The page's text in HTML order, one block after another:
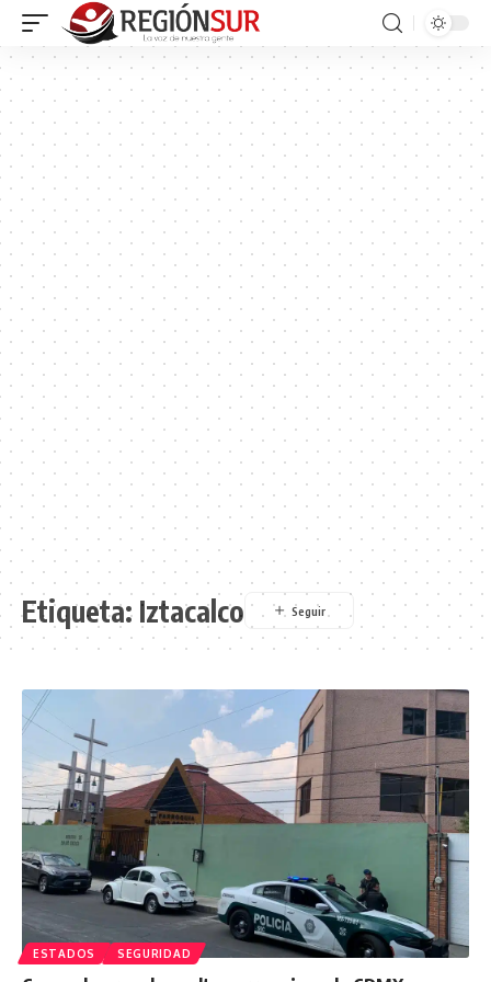
Etiqueta: Iztacalco
ESTADOS SEGURIDAD